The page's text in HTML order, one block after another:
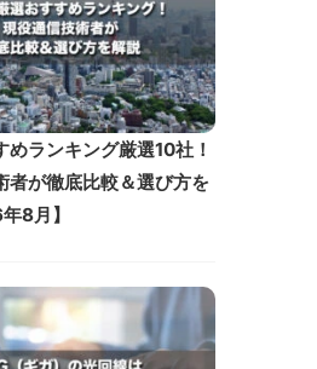
めランキング厳選10社！
者が徹底比較＆選び方を
8月】